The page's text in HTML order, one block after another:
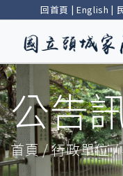
回首頁 | English |
公告
首頁 / 行政單位 /